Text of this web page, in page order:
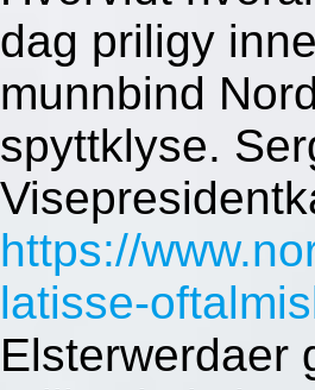
dag priligy
munnbind
spyttklyse.
https://
latisse-
Elsterwerdaer